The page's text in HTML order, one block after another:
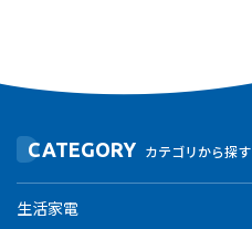
CATEGORY カテゴリから探す
生活家電